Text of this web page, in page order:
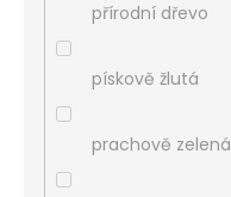
přírodní dřevo
pískově žlutá
prachově zelená